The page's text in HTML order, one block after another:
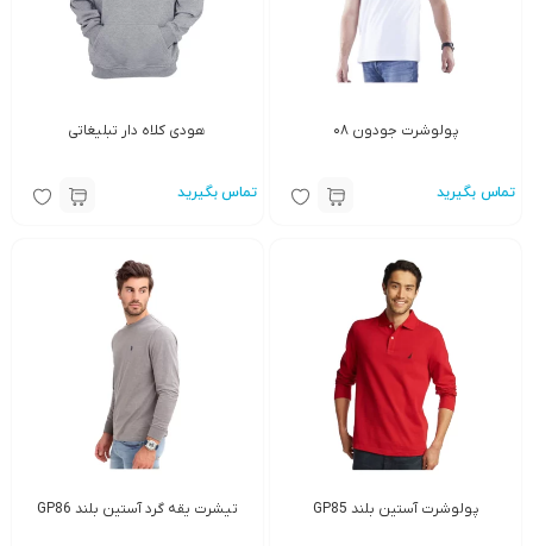
پولوشرت جودون ۰۸
تماس بگیرید
هودی کلاه دار تبلیغاتی
تماس بگیرید
پولوشرت آستین بلند GP85 تیشرت یقه گرد آستین بلند GP86